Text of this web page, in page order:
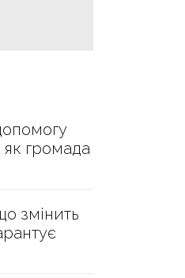
як громада
змінить